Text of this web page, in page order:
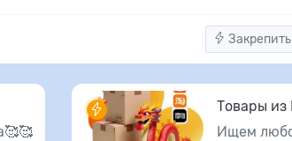
Закрепить
Товары из
Ищем